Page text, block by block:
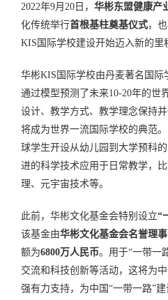
2022年9月20日， 华彬东盟健康产
化传统举行首根基柱奠基仪式，
KIS国际学校建设开始迈入新的里
华彬KIS国际学校由丹麦著名国际
通过模型预测了未来10-20年的世
设计、教学方式、教学理念保持
将成为世界一流国际学校的典范
球学生开设从幼儿园到大学预科
进的科学技术应用于日常教学，
理、元宇宙技术等。
此前，华彬文化基金会特别设立“
该基金由华彬文化基金会名誉理
额为6800万人民币。用于“一带一
交流和科技创新等活动，这将为
强有力支持，为中国“一带一路”建